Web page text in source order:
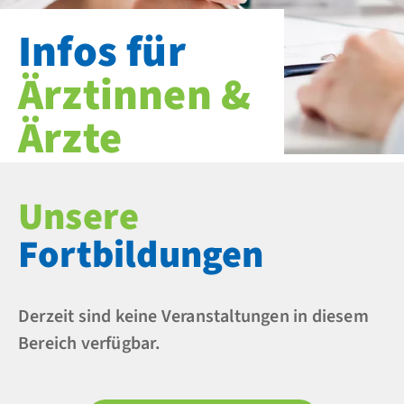
Infos für
Ärztinnen &
Ärzte
Unsere
Fortbildungen
Derzeit sind keine Veranstaltungen in diesem
Bereich verfügbar.